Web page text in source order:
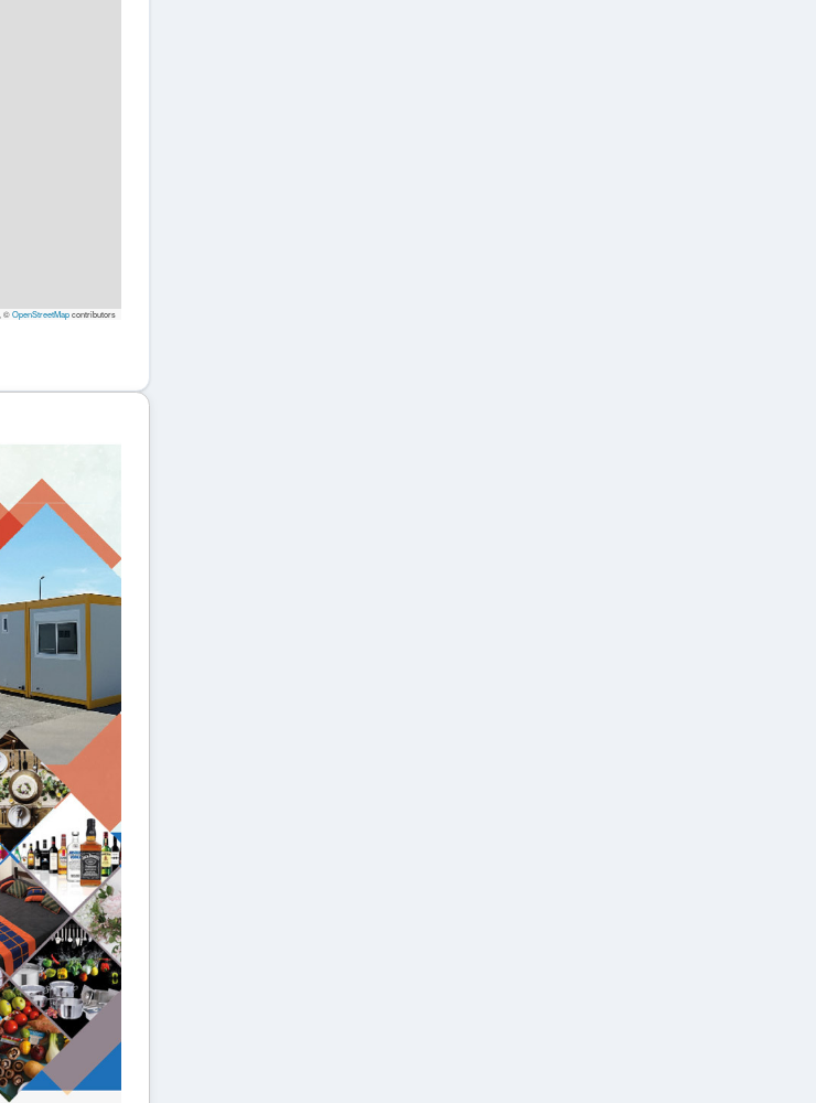
, ©OpenStreetMapcontributors